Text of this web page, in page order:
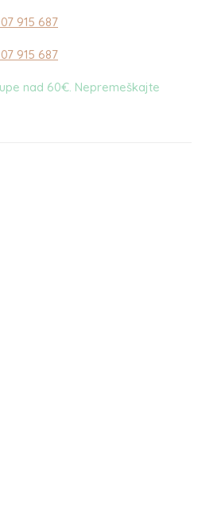
915 687
915 687
nad 60€. Nepremeškajte